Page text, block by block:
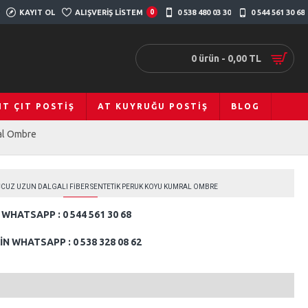
KAYIT OL ALIŞVERIŞ LISTEM 0 0 538 480 03 30 0 544 561 30 68
0 ürün - 0,00 TL
ÇIT POSTIŞ AT KUYRUĞU POSTIŞ BLOG
Ombre
UZUN DALGALI FIBER SENTETIK PERUK KOYU KUMRAL OMBRE
WHATSAPP : 0 544 561 30 68
WHATSAPP : 0 538 328 08 62